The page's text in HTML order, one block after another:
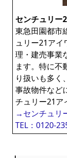
センチュリー
東急田園都市
ュリー21アイ
理・建売事業
ます。特に不
り扱いも多く
事故物件など
チュリー21ア
→センチュリ
TEL：0120-